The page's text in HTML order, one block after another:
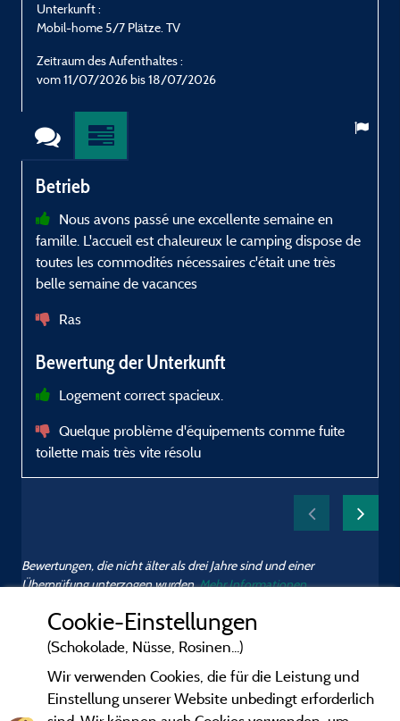
Unterkunft :
Mobil-home 5/7 Plätze. TV
Zeitraum des Aufenthaltes :
vom 11/07/2026 bis 18/07/2026
Betrieb
Nous avons passé une excellente semaine en
famille. L'accueil est chaleureux le camping dispose de
toutes les commodités nécessaires c'était une très
belle semaine de vacances
Ras
Bewertung der Unterkunft
Logement correct spacieux.
Quelque problème d'équipements comme fuite
toilette mais très vite résolu
Bewertungen, die nicht älter als drei Jahre sind und einer
Überprüfung unterzogen wurden.Mehr Informationen
Cookie-Einstellungen
(Schokolade, Nüsse, Rosinen...)
Wir verwenden Cookies, die für die Leistung und
Einstellung unserer Website unbedingt erforderlich